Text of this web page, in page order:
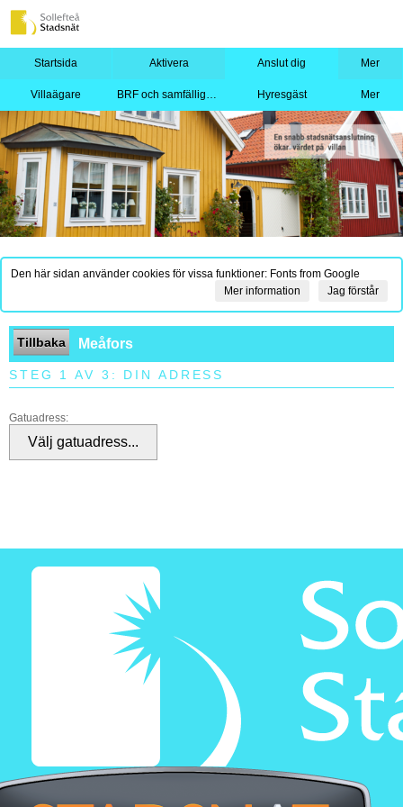
Startsida Aktivera Anslut dig Mer
Villaägare BRF och samfällighet Hyresgäst Mer
Den här sidan använder cookies för vissa funktioner: Fonts from Google
Jag förstår
Mer information
Tillbaka Meåfors
STEG 1 AV 3: DIN ADRESS
Gatuadress: